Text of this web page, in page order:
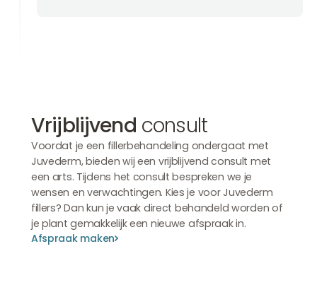
Vrijblijvend consult
Voordat je een fillerbehandeling ondergaat met
Juvederm, bieden wij een vrijblijvend consult met
een arts. Tijdens het consult bespreken we je
wensen en verwachtingen. Kies je voor Juvederm
fillers? Dan kun je vaak direct behandeld worden of
je plant gemakkelijk een nieuwe afspraak in.
Afspraak maken
Afspraak maken